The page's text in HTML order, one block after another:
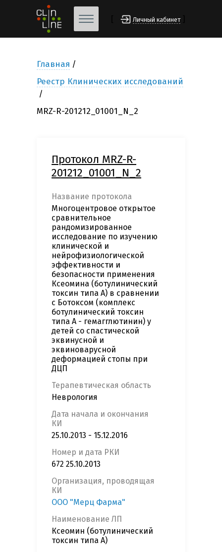
Личный кабинет
Главная
Реестр Клинических исследований
MRZ-R-201212_01001_N_2
Протокол MRZ-R-
201212_01001_N_2
Название протокола
Многоцентровое открытое
сравнительное
рандомизированное
исследование по изучению
клинической и
нейрофизиологической
эффективности и
безопасности применения
Ксеомина (ботулинический
токсин типа А) в сравнении
с Ботоксом (комплекс
ботулинический токсин
типа А - гемагглютинин) у
детей со спастической
эквинусной и
эквиноварусной
деформацией стопы при
ДЦП
Терапевтическая область
Неврология
Дата начала и окончания
КИ
25.10.2013 - 15.12.2016
Номер и дата РКИ
672 25.10.2013
Организация, проводящая
КИ
ООО "Мерц Фарма"
Наименование ЛП
Ксеомин (ботулинический
токсин типа А)